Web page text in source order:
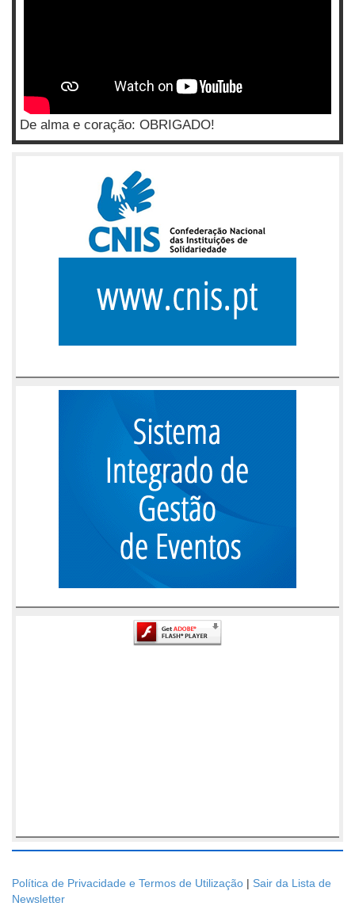
De alma e coração: OBRIGADO!
Política de Privacidade e Termos de Utilização | Sair da Lista de
Newsletter